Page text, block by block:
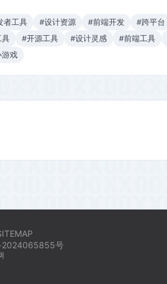
者工具 #设计资源 #前端开发 #跨平台
具 #开源工具 #设计灵感 #前端工具
游戏
2024065855号